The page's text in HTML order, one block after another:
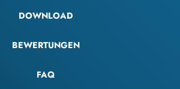
DOWNLOAD
BEWERTUNGEN
FAQ